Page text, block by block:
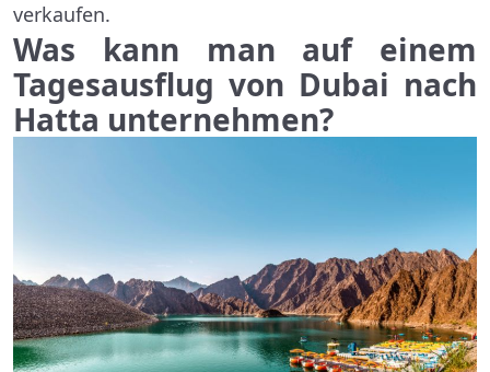
verkaufen.
Was kann man auf einem
Tagesausflug von Dubai nach
Hatta unternehmen?